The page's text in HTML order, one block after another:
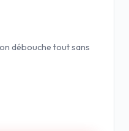
débouche tout sans